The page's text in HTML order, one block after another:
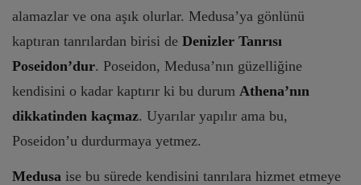
alamazlar ve ona aşık olurlar. Medusa’ya gönlünü
kaptıran tanrılardan birisi de Denizler Tanrısı
Poseidon’dur. Poseidon, Medusa’nın güzelliğine
kendisini o kadar kaptırır ki bu durum Athena’nın
dikkatinden kaçmaz. Uyarılar yapılır ama bu,
Poseidon’u durdurmaya yetmez.
Medusa ise bu sürede kendisini tanrılara hizmet etmeye